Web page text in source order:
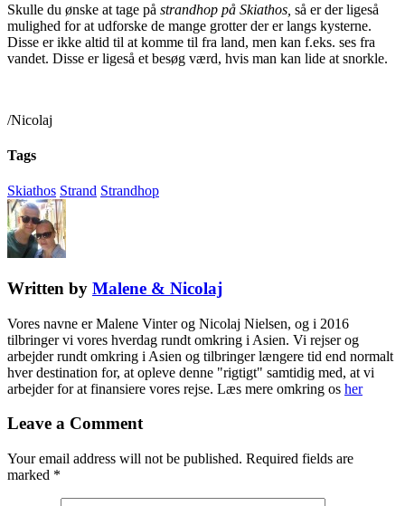
Skulle du ønske at tage på strandhop på Skiathos, så er der ligeså
mulighed for at udforske de mange grotter der er langs kysterne.
Disse er ikke altid til at komme til fra land, men kan f.eks. ses fra
vandet. Disse er ligeså et besøg værd, hvis man kan lide at snorkle.
/Nicolaj
Tags
Skiathos Strand Strandhop
Written by Malene & Nicolaj
Vores navne er Malene Vinter og Nicolaj Nielsen, og i 2016
tilbringer vi vores hverdag rundt omkring i Asien. Vi rejser og
arbejder rundt omkring i Asien og tilbringer længere tid end normalt
hver destination for, at opleve denne "rigtigt" samtidig med, at vi
arbejder for at finansiere vores rejse. Læs mere omkring os her
Leave a Comment
Your email address will not be published. Required fields are
marked *